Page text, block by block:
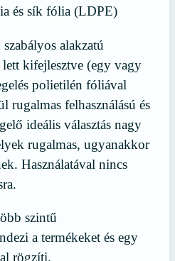
és sík fólia (LDPE)
alakzatú
lett kifejlesztve (egy vagy
polietilén fóliával
rugalmas felhasználású és
ideális választás nagy
rugalmas, ugyanakkor
Használatával nincs
szintű
a termékeket és egy
rögzíti.